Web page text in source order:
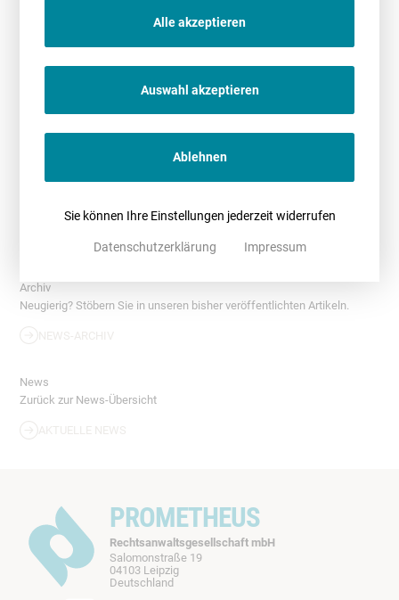
NEWSLETTER
Archiv
Neugierig? Stöbern Sie in unseren bisher veröffentlichten Artikeln.
NEWS-ARCHIV
News
Zurück zur News-Übersicht
AKTUELLE NEWS
PROMETHEUS
Rechtsanwaltsgesellschaft mbH
Salomonstraße 19
04103 Leipzig
Deutschland
Alle akzeptieren
Auswahl akzeptieren
Ablehnen
Sie können Ihre Einstellungen jederzeit widerrufen
Datenschutzerklärung Impressum